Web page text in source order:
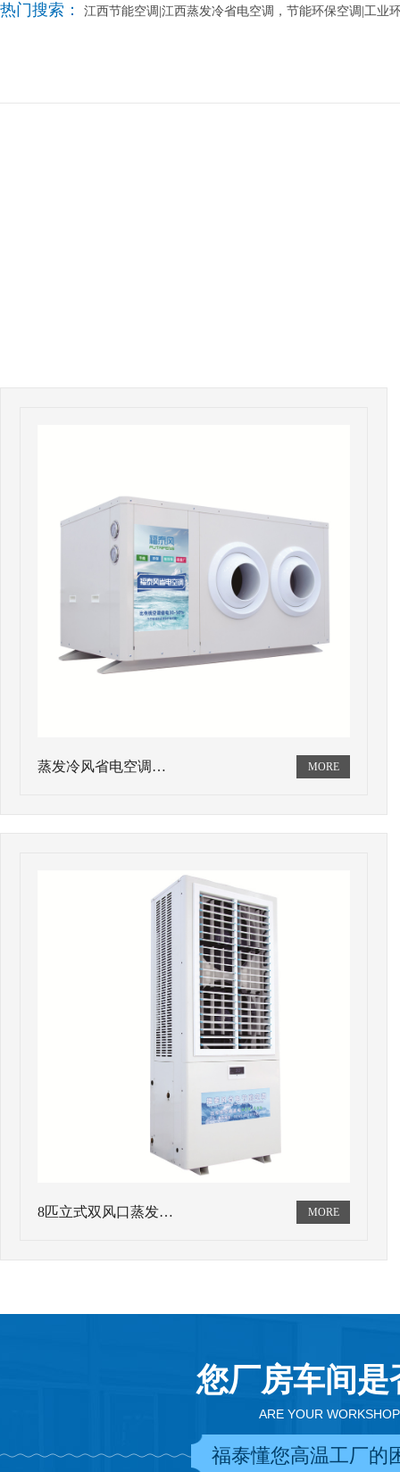
热门搜索： 江西节能空调|江西蒸发冷省电空调，节能环保空调|工业
蒸发冷风省电空调…
8匹立式双风口蒸发…
您厂房车间
ARE YOUR
福泰懂您高温工厂的